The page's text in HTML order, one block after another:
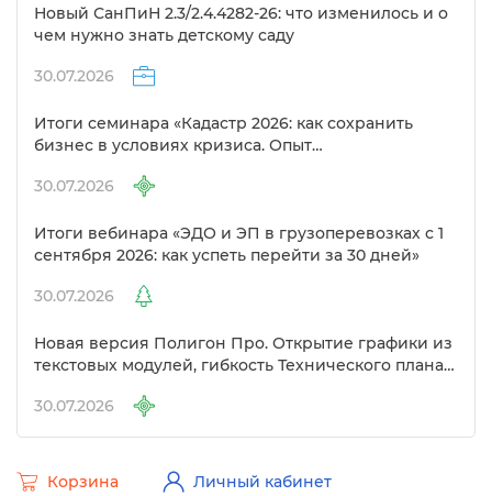
Новый СанПиН 2.3/2.4.4282-26: что изменилось и о
чем нужно знать детскому саду
30.07.2026
Итоги семинара «Кадастр 2026: как сохранить
изнес в условиях кризиса. Опыт
30.07.2026
Итоги вебинара «ЭДО и ЭП в грузоперевозках с 1
сентября 2026: как успеть перейти за 30 дней»
30.07.2026
Новая версия Полигон Про. Открытие графики из
текстовых модулей, гибкость Технического плана
30.07.2026
Корзина Личный кабинет